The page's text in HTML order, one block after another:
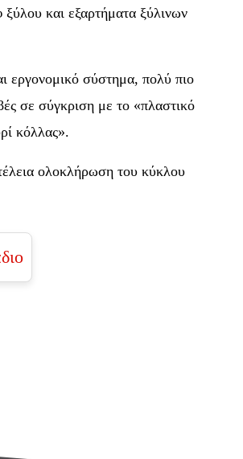
ξύλου και εξαρτήματα ξύλινων
εργονομικό σύστημα, πολύ πιο
σε σύγκριση με το «πλαστικό
κόλλας».
ολοκλήρωση του κύκλου